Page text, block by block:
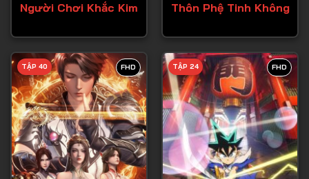
Tập 39
Tập 40
Tập 41
Tập 42
Tập 43
Tập 44
Người Chơi Khắc Kim Thôn Phệ Tinh Không
FHD
TẬP 40 FHD
TẬP 24